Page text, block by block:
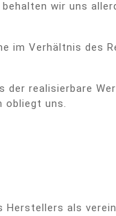
wir uns
im Verhältnis des
realisierbare
obliegt uns.
Herstellers als